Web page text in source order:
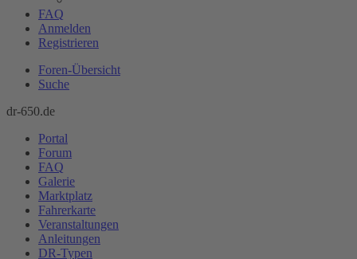
FAQ
Anmelden
Registrieren
Foren-Übersicht
Suche
dr-650.de
Portal
Forum
FAQ
Galerie
Marktplatz
Fahrerkarte
Veranstaltungen
Anleitungen
DR-Typen